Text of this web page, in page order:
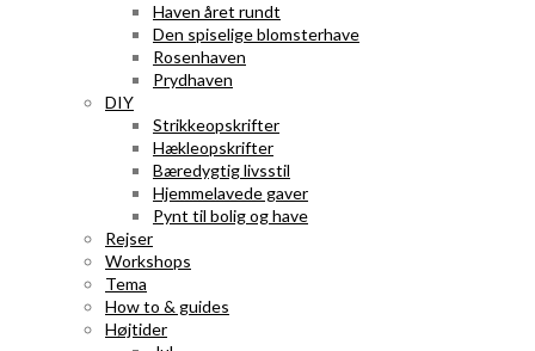
Haven året rundt
Den spiselige blomsterhave
Rosenhaven
Prydhaven
DIY
Strikkeopskrifter
Hækleopskrifter
Bæredygtig livsstil
Hjemmelavede gaver
Pynt til bolig og have
Rejser
Workshops
Tema
How to & guides
Højtider